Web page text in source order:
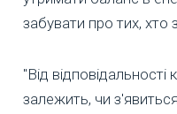
забувати про тих, хто
"Від
залежить, чи